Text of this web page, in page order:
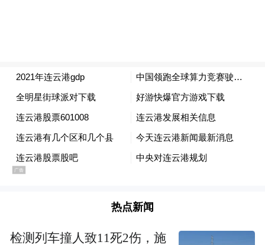
里，1小时物流圈可实现原料即时配送。短距
离闭环运输能够保障危化品罐车单日多频次
往返转运，全天候稳定保供的独特优势，持
续压缩企业综合物流成本、深化上下游产业
协同效应。
热点新闻
检测列车撞人致11死2伤，施